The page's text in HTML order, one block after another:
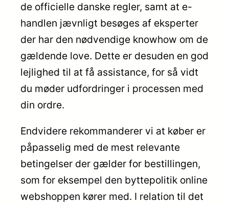
de officielle danske regler, samt at e-
handlen jævnligt besøges af eksperter
der har den nødvendige knowhow om de
gældende love. Dette er desuden en god
lejlighed til at få assistance, for så vidt
du møder udfordringer i processen med
din ordre.
Endvidere rekommanderer vi at køber er
påpasselig med de mest relevante
betingelser der gælder for bestillingen,
som for eksempel den byttepolitik online
webshoppen kører med. I relation til det